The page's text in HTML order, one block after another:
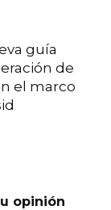
guía
de
el marco
opinión